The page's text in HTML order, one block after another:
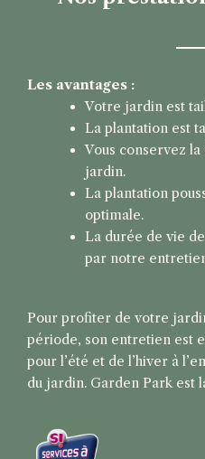
Les avantages :
Votre jardin est
La plantation est
Vous conservez
jardin.
La plantation
optimale.
La durée de vie
par notre
Pour profiter de votre
période, son entretien est
pour l’été et de l’hiver à
du jardin. Garden Park est